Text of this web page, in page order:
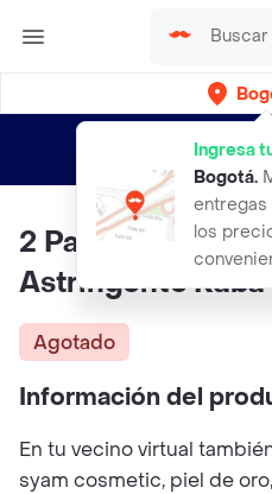
Ingresa
Bogotá.
entregas
los
envíos gratis por
2 Parche Sos + 1
Astringente Kaba
Agotado
Información del
En tu vecino virtual
syam cosmetic, piel de